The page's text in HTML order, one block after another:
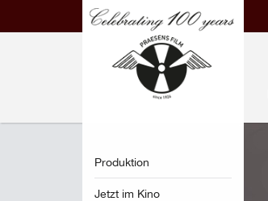
Produktion
Jetzt im Kino